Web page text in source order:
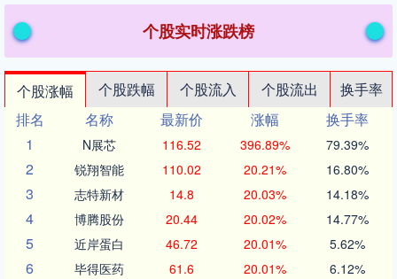
个股实时涨跌榜
个股涨幅 个股跌幅 个股流入 个股流出
换手率
排名
名称 最新价 涨幅
换手率
1
N展芯 116.52 396.89% 79.39%
2 锐翔智能 110.02 20.21% 16.80%
3 志特新材 14.8 20.03% 14.18%
4 博腾股份 20.44 20.02% 14.77%
5 近岸蛋白 46.72 20.01% 5.62%
6 毕得医药 61.6 20.01% 6.12%